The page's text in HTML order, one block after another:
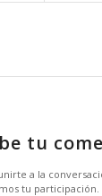
tu
a la
tu participación.